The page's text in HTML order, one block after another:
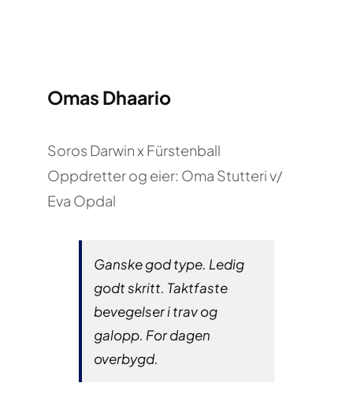
Omas Dhaario
Soros Darwin x Fürstenball
Oppdretter og eier: Oma Stutteri v/
Eva Opdal
Ganske god type. Ledig
godt skritt. Taktfaste
bevegelser i trav og
galopp. For dagen
overbygd.